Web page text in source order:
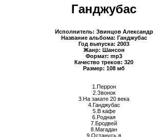
Ганджубас
Исполнитель: Звинцов Александр
Название альбома: Ганджубас
Год выпуска: 2003
Жанр: Шансон
Формат: mp3
Качество треков: 320
Размер: 108 мб
1.Перрон
2.Звонок
3.На закате 20 века
4.Ганджубас
5.В кафе
6.Родная
7.Бродвей
8.Магадан
9.Останусь я